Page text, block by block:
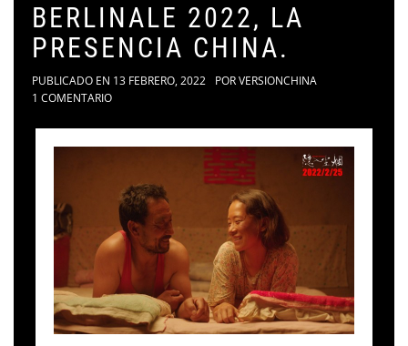
BERLINALE 2022, LA
PRESENCIA CHINA.
PUBLICADO EN 13 FEBRERO, 2022 PORVERSIONCHINA
1 COMENTARIO